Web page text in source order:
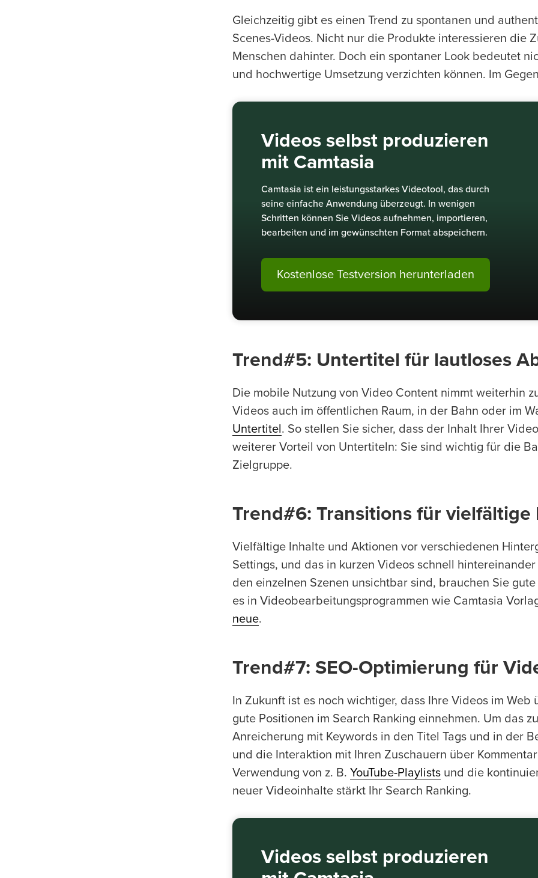
Gleichzeitig gibt es einen Trend zu spontanen und
Scenes-Videos. Nicht nur die Produkte interessieren die
Menschen dahinter. Doch ein spontaner Look bedeutet
und hochwertige Umsetzung verzichten können. Im
Videos selbst produzieren
mit Camtasia
Camtasia ist ein leistungsstarkes Videotool, das durch
seine einfache Anwendung überzeugt. In wenigen
Schritten können Sie Videos aufnehmen, importieren,
bearbeiten und im gewünschten Format abspeichern.
Kostenlose Testversion herunterladen
Trend#5: Untertitel für lautloses
Die mobile Nutzung von Video Content nimmt weiterhin
Videos auch im öffentlichen Raum, in der Bahn oder im
Untertitel . So stellen Sie sicher, dass der Inhalt Ihrer
weiterer Vorteil von Untertiteln: Sie sind wichtig für die
Zielgruppe.
Trend#6: Transitions für vielfältige
Vielfältige Inhalte und Aktionen vor verschiedenen
Settings, und das in kurzen Videos schnell
den einzelnen Szenen unsichtbar sind, brauchen Sie
es in Videobearbeitungsprogrammen wie Camtasia
neue.
Trend#7: SEO-Optimierung für
In Zukunft ist es noch wichtiger, dass Ihre Videos im
gute Positionen im Search Ranking einnehmen. Um das
Anreicherung mit Keywords in den Titel Tags und in der
und die Interaktion mit Ihren Zuschauern über
Verwendung von z. B. YouTube-Playlists und die
neuer Videoinhalte stärkt Ihr Search Ranking.
Videos selbst produzieren